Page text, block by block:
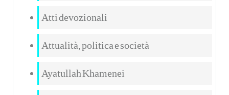
Atti devozionali
Attualità, politica e società
Ayatullah Khamenei